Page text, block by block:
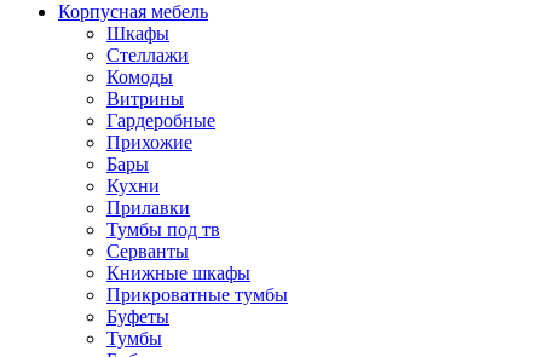
Корпусная мебель
Шкафы
Стеллажи
Комоды
Витрины
Гардеробные
Прихожие
Бары
Кухни
Прилавки
Тумбы под тв
Серванты
Книжные шкафы
Прикроватные тумбы
Буфеты
Тумбы